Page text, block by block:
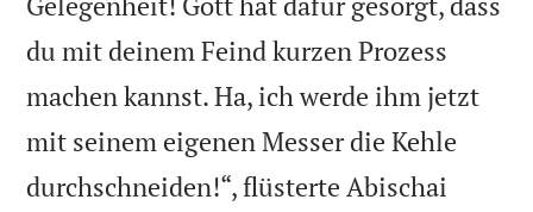
du mit deinem Feind kurzen Prozess
machen kannst. Ha, ich werde ihm jetzt
mit seinem eigenen Messer die Kehle
durchschneiden!“, flüsterte Abischai